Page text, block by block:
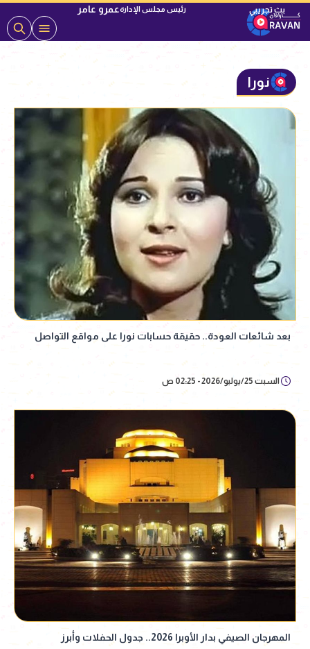
رئيس مجلس الإدارةعمرو عامر
نورا
بعد شائعات العودة.. حقيقة حسابات نورا على مواقع التواصل
السبت 25/يوليو/2026 - 02:25 ص
المهرجان الصيفي بدار الأوبرا 2026.. جدول الحفلات وأبرز